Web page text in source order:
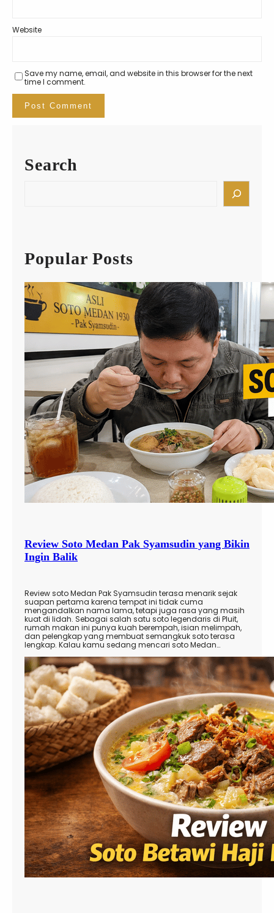
Website
Save my name, email, and website in this browser for the next
time I comment.
Search
Popular Posts
Review Soto Medan Pak Syamsudin yang Bikin
Ingin Balik
Review soto Medan Pak Syamsudin terasa menarik sejak
suapan pertama karena tempat ini tidak cuma
mengandalkan nama lama, tetapi juga rasa yang masih
kuat di lidah. Sebagai salah satu soto legendaris di Pluit,
rumah makan ini punya kuah berempah, isian melimpah,
dan pelengkap yang membuat semangkuk soto terasa
lengkap. Kalau kamu sedang mencari soto Medan…